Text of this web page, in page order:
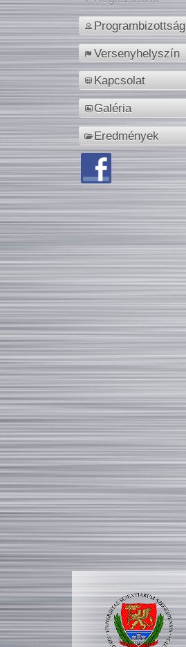
Programbizottság
Versenyhelyszín
Kapcsolat
Galéria
Eredmények